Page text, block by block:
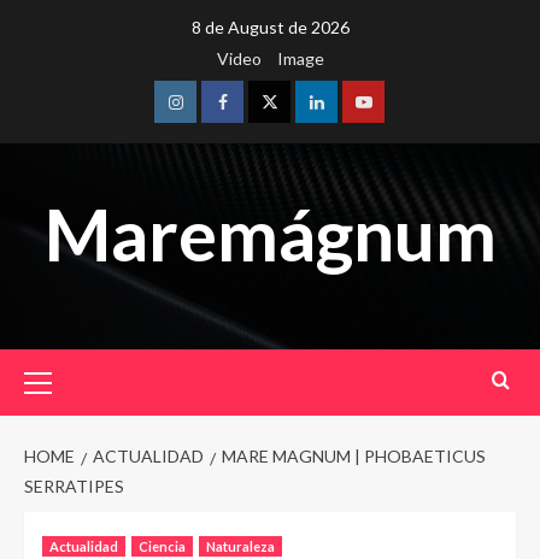
8 de August de 2026
Video
Image
InstagramFacebookTwitterLinkedinYoutube
Maremágnum
Menu
HOME ACTUALIDAD
MARE MAGNUM | PHOBAETICUS
SERRATIPES
Actualidad Ciencia Naturaleza